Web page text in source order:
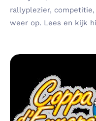
rallyplezier,
weer op. Lees en kijk